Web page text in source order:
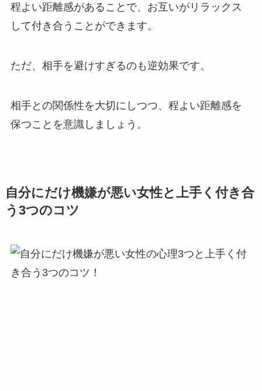
程よい距離感があることで、お互いがリラックス
して付き合うことができます。
ただ、相手を避けすぎるのも逆効果です。
相手との関係性を大切にしつつ、程よい距離感を
保つことを意識しましょう。
自分にだけ機嫌が悪い女性と上手く付き合
う3つのコツ